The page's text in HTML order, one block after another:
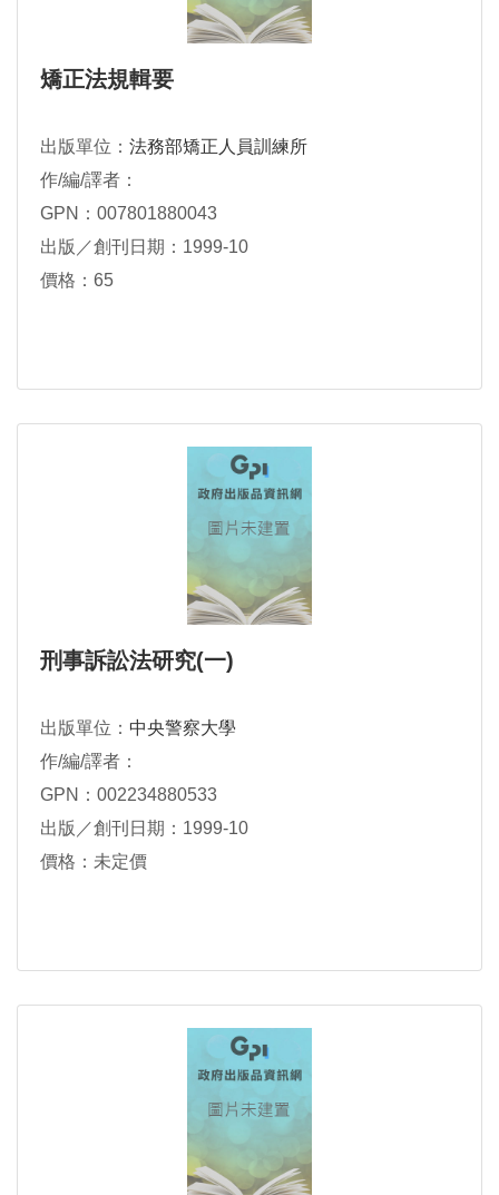
矯正法規輯要
出版單位： 法務部矯正人員訓練所
作/編/譯者：
GPN：007801880043
出版／創刊日期：1999-10
價格：65
刑事訴訟法研究(一)
出版單位： 中央警察大學
作/編/譯者：
GPN：002234880533
出版／創刊日期：1999-10
價格：未定價